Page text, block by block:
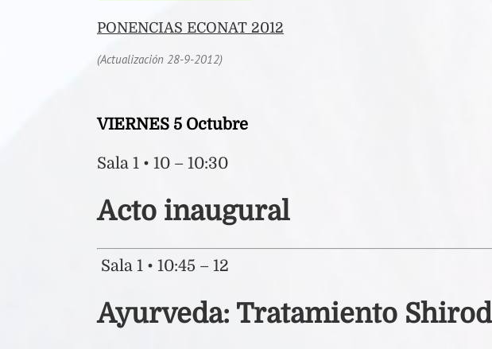
PONENCIAS ECONAT 2012
(Actualización 28-9-2012)
VIERNES 5 Octubre
Sala 1 • 10 – 10:30
Acto inaugural
Sala 1 • 10:45 – 12
Ayurveda: Tratamiento